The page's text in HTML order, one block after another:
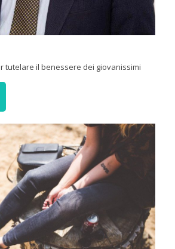
tutelare il benessere dei giovanissimi